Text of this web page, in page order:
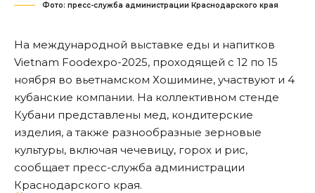
Фото: пресс-служба администрации Краснодарского края
На международной выставке еды и напитков
Vietnam Foodexpo-2025, проходящей с 12 по 15
ноября во вьетнамском Хошимине, участвуют и 4
кубанские компании. На коллективном стенде
Кубани представлены мед, кондитерские
изделия, а также разнообразные зерновые
культуры, включая чечевицу, горох и рис,
сообщает пресс-служба администрации
Краснодарского края.